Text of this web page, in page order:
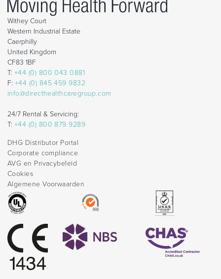
Withey Court
Western Industrial Estate
Caerphilly
United Kingdom
CF83 1BF
T: +44 (0) 800 043 0881
F: +44 (0) 845 459 9832
info@directhealthcaregroup.com
24/7 Rental & Servicing:
T: +44 (0) 800 879 9289
DHG Distributor Portal
Corporate compliance
AVG en Privacybeleid
Cookies
Algemene Voorwaarden